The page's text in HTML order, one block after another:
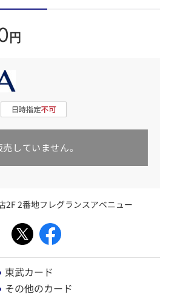
円
売していません。
2F 2番地フレグランスアベニュー
東武カード
その他のカード